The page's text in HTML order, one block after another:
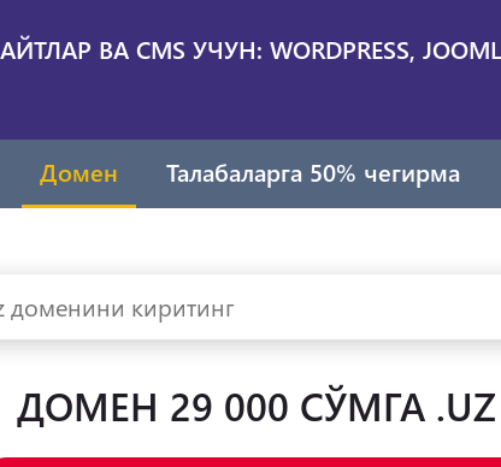
ВА CMS УЧУН: WORDPRESS,
Домен Талабаларга 50% чегирма
ДОМЕН 29 000 СЎМГА